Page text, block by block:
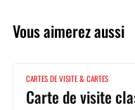
Vous aimerez aussi
CARTES DE VISITE & CARTES
Carte de visite